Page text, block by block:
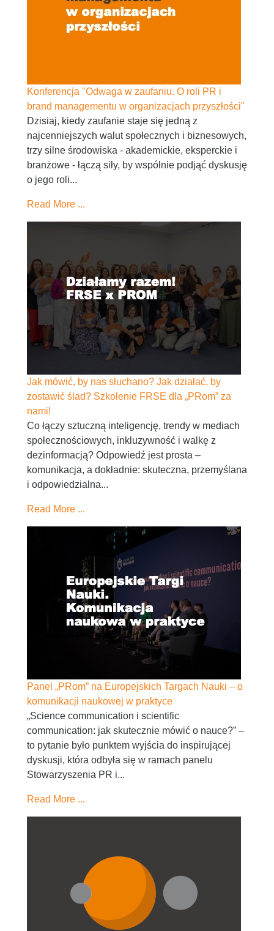
Konferencja "Odwaga w zaufaniu. O roli PR i
brand managementu w organizacjach przyszłości"
Dzisiaj, kiedy zaufanie staje się jedną z
najcenniejszych walut społecznych i biznesowych,
trzy silne środowiska - akademickie, eksperckie i
branżowe - łączą siły, by wspólnie podjąć dyskusję
o jego roli...
Read More ...
Jak mówić, by nas słuchano? Jak działać, by
zostawić ślad? Szkolenie FRSE dla „PRom” za
nami!
Co łączy sztuczną inteligencję, trendy w mediach
społecznościowych, inkluzywność i walkę z
dezinformacją? Odpowiedź jest prosta –
komunikacja, a dokładnie: skuteczna, przemyślana
i odpowiedzialna...
Read More ...
Panel „PRom” na Europejskich Targach Nauki – o
komunikacji naukowej w praktyce
„Science communication i scientific
communication: jak skutecznie mówić o nauce?” –
to pytanie było punktem wyjścia do inspirującej
dyskusji, która odbyła się w ramach panelu
Stowarzyszenia PR i...
Read More ...